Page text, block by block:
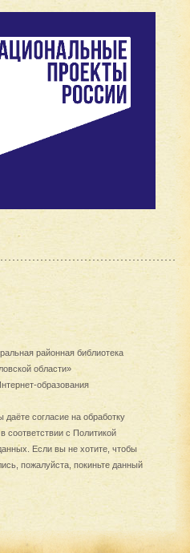
районная библиотека
области»
образования
согласие на обработку
соответствии с Политикой
. Если вы не хотите, чтобы
пожалуйста, покиньте данный